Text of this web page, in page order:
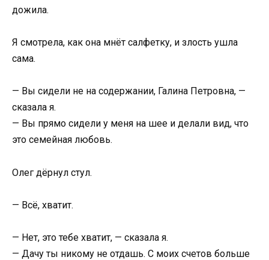
дожила.
Я смотрела, как она мнёт салфетку, и злость ушла
сама.
— Вы сидели не на содержании, Галина Петровна, —
сказала я.
— Вы прямо сидели у меня на шее и делали вид, что
это семейная любовь.
Олег дёрнул стул.
— Всё, хватит.
— Нет, это тебе хватит, — сказала я.
— Дачу ты никому не отдашь. С моих счетов больше